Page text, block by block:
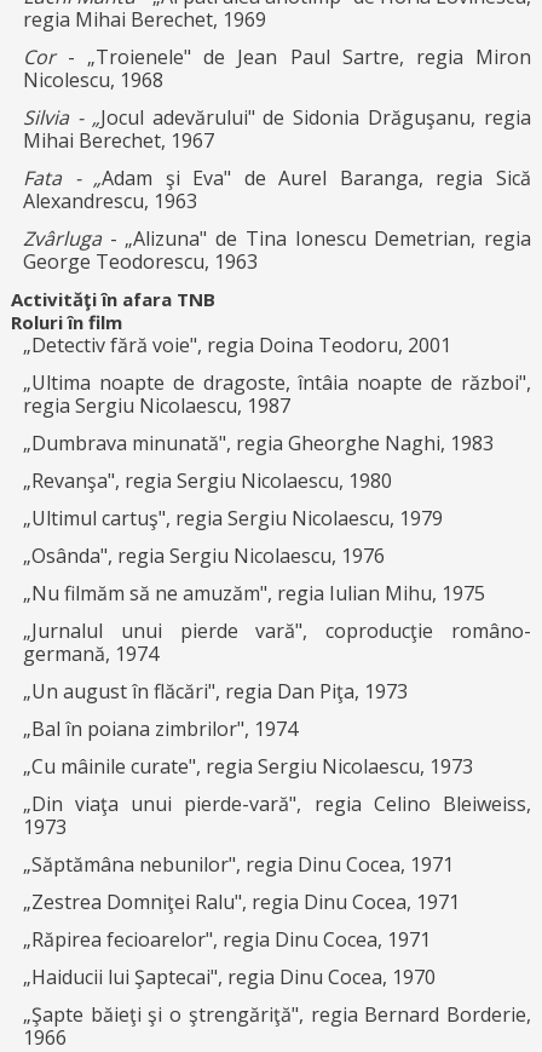
regia Mihai Berechet, 1969
Cor - „Troienele" de Jean Paul Sartre, regia Miron
Nicolescu, 1968
Silvia - „Jocul adevărului" de Sidonia Drăguşanu, regia
Mihai Berechet, 1967
Fata - „Adam şi Eva" de Aurel Baranga, regia Sică
Alexandrescu, 1963
Zvârluga - „Alizuna" de Tina Ionescu Demetrian, regia
George Teodorescu, 1963
Activităţi în afara TNB
Roluri în film
„Detectiv fără voie", regia Doina Teodoru, 2001
„Ultima noapte de dragoste, întâia noapte de război",
regia Sergiu Nicolaescu, 1987
„Dumbrava minunată", regia Gheorghe Naghi, 1983
„Revanşa", regia Sergiu Nicolaescu, 1980
„Ultimul cartuş", regia Sergiu Nicolaescu, 1979
„Osânda", regia Sergiu Nicolaescu, 1976
„Nu filmăm să ne amuzăm", regia Iulian Mihu, 1975
„Jurnalul unui pierde vară", coproducţie româno-
germană, 1974
„Un august în flăcări", regia Dan Piţa, 1973
„Bal în poiana zimbrilor", 1974
„Cu mâinile curate", regia Sergiu Nicolaescu, 1973
„Din viaţa unui pierde-vară", regia Celino Bleiweiss,
1973
„Săptămâna nebunilor", regia Dinu Cocea, 1971
„Zestrea Domniţei Ralu", regia Dinu Cocea, 1971
„Răpirea fecioarelor", regia Dinu Cocea, 1971
„Haiducii lui Şaptecai", regia Dinu Cocea, 1970
„Şapte băieţi şi o ştrengăriţă", regia Bernard Borderie,
1966